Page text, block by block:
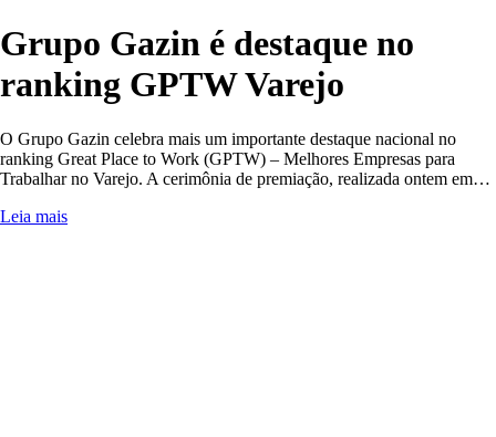
Grupo Gazin é destaque no
ranking GPTW Varejo
O Grupo Gazin celebra mais um importante destaque nacional no
ranking Great Place to Work (GPTW) – Melhores Empresas para
Trabalhar no Varejo. A cerimônia de premiação, realizada ontem em…
Leia mais